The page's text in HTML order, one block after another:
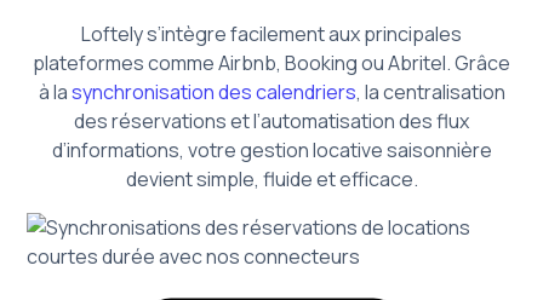
Loftely s’intègre facilement aux principales
plateformes comme Airbnb, Booking ou Abritel. Grâce
à lasynchronisation des calendriers, la centralisation
des réservations et l’automatisation des flux
d’informations, votre gestion locative saisonnière
devient simple, fluide et efficace.